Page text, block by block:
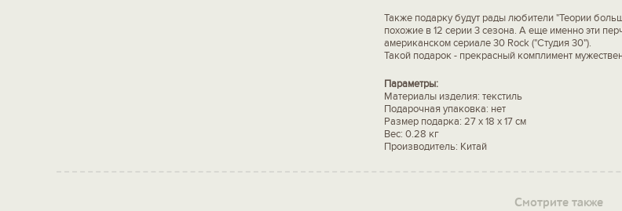
Также подарку будут рады любители "Теории
похожие в 12 серии 3 сезона. А еще именно эти
американском сериале 30 Rock ("Студия 30").
Такой подарок - прекрасный комплимент
Параметры:
Материалы изделия: текстиль
Подарочная упаковка: нет
Размер подарка: 27 х 18 х 17 см
Вес: 0.28 кг
Производитель: Китай
Смотрите также